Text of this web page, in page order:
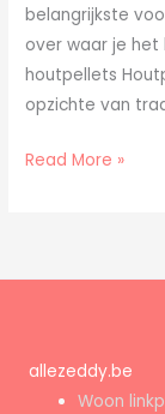
belangrijkste
over waar je het
houtpellets
opzichte van
Read More »
allezeddy.be
Woon